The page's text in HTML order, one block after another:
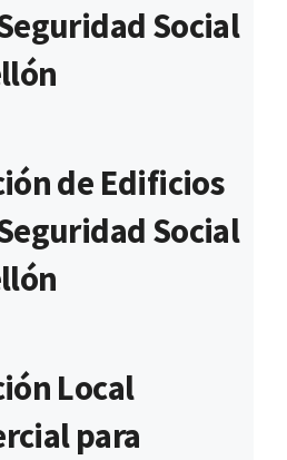
Social
de Edificios
Social
Local
para